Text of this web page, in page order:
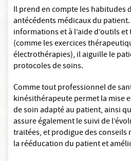
Il prend en compte les habitudes
antécédents médicaux du
informations et à l’aide d’outils
(comme les exercices
électrothérapies), il aiguille le
protocoles de soins.
Comme tout professionnel de
kinésithérapeute permet la mise
de soin adapté au patient, ainsi
assure également le suivi de
traitées, et prodigue des
la rééducation du patient et